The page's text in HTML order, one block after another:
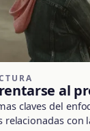
al
claves del
relacionadas con